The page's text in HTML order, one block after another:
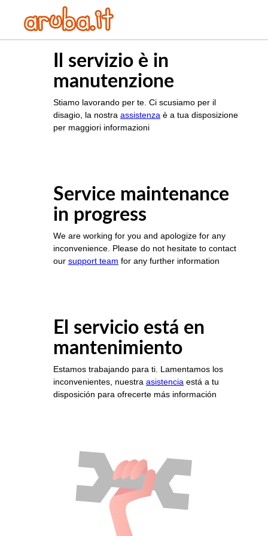
Il servizio è in
manutenzione
Stiamo lavorando per te. Ci scusiamo per il
disagio, la nostra assistenza è a tua disposizione
per maggiori informazioni
Service maintenance
in progress
We are working for you and apologize for any
inconvenience. Please do not hesitate to contact
our support team for any further information
El servicio está en
mantenimiento
Estamos trabajando para ti. Lamentamos los
inconvenientes, nuestra asistencia está a tu
disposición para ofrecerte más información